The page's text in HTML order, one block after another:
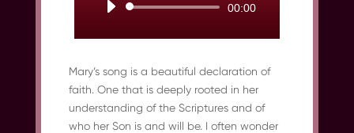
Audio
00:00
Mary’s song is a beautiful declaration of
faith. One that is deeply rooted in her
understanding of the Scriptures and of
who her Son is and will be. I often wonder